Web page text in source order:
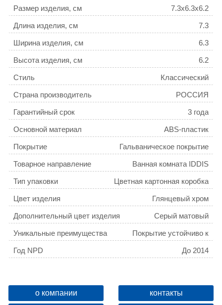
Размер изделия, см 7.3x6.3x6.2
Длина изделия, см 7.3
Ширина изделия, см 6.3
Высота изделия, см 6.2
Стиль Классический
Страна производитель РОССИЯ
Гарантийный срок 3 года
Основной материал ABS-пластик
Покрытие Гальваническое покрытие
Товарное направление Ванная комната IDDIS
Тип упаковки Цветная картонная коробка
Цвет изделия Глянцевый хром
Дополнительный цвет изделия Серый матовый
Уникальные преимущества
Покрытие устойчиво к
коррозии, появлению
царапин, сколов и
Год NPD До 2014
Вес товара для ФТС 0,86
Материал держателя лейки ABS-пластик
о компании контакты